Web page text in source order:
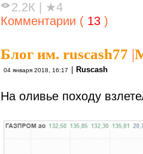
2.2К
★4
Комментарии ( 13 )
Блог им. ruscash77 |
04 января 2018, 16:17 Ruscash
На оливье походу